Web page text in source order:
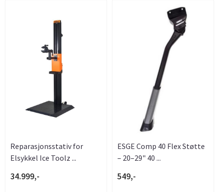
Reparasjonsstativ for
Elsykkel Ice Toolz ...
34.999,-
ESGE Comp 40 Flex Støtte
– 20–29" 40 ...
549,-